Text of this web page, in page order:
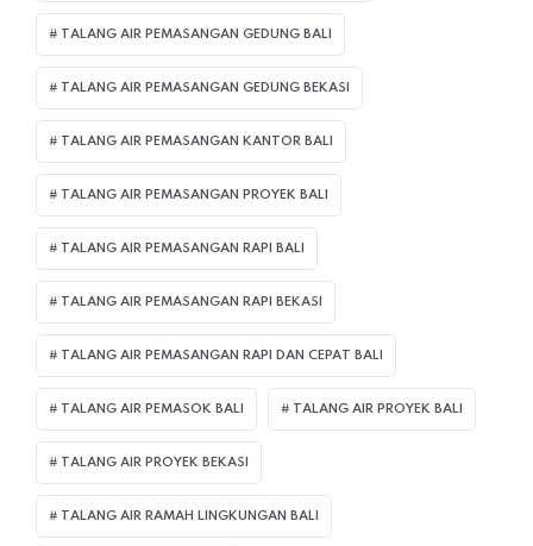
TALANG AIR PEMASANGAN GEDUNG BALI
TALANG AIR PEMASANGAN GEDUNG BEKASI
TALANG AIR PEMASANGAN KANTOR BALI
TALANG AIR PEMASANGAN PROYEK BALI
TALANG AIR PEMASANGAN RAPI BALI
TALANG AIR PEMASANGAN RAPI BEKASI
TALANG AIR PEMASANGAN RAPI DAN CEPAT BALI
TALANG AIR PEMASOK BALI TALANG AIR PROYEK BALI
TALANG AIR PROYEK BEKASI
TALANG AIR RAMAH LINGKUNGAN BALI